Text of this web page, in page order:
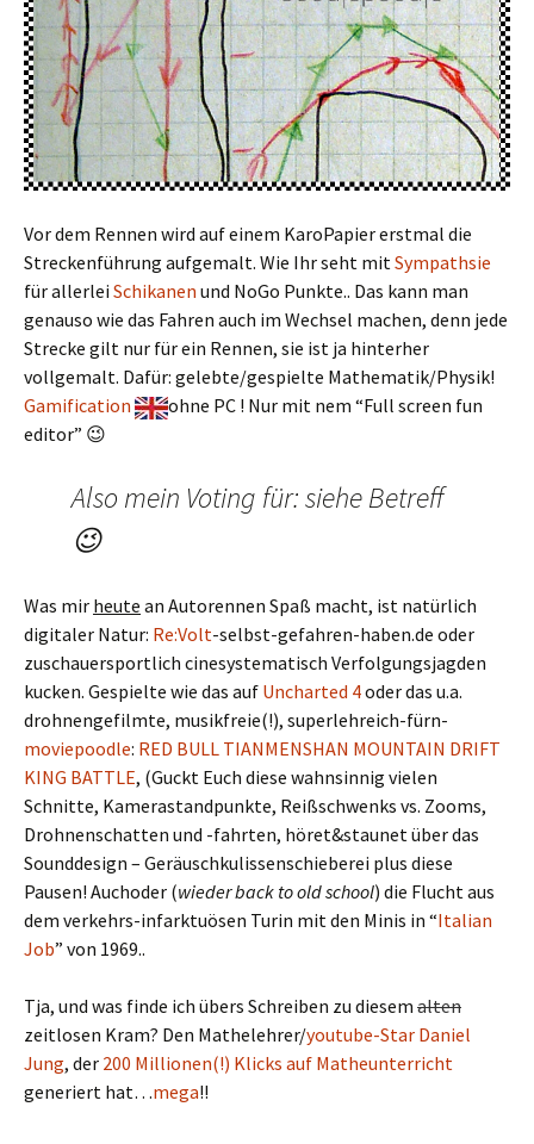
Vor dem Rennen wird auf einem KaroPapier erstmal die
Streckenführung aufgemalt. Wie Ihr seht mit Sympathsie
für allerlei Schikanen und NoGo Punkte.. Das kann man
genauso wie das Fahren auch im Wechsel machen, denn jede
Strecke gilt nur für ein Rennen, sie ist ja hinterher
vollgemalt. Dafür: gelebte/gespielte Mathematik/Physik!
Gamification
ohne PC ! Nur mit nem “Full screen fun
editor” 😉
Also mein Voting für: siehe Betreff
😉
Was mir heute an Autorennen Spaß macht, ist natürlich
digitaler Natur: Re:Volt-selbst-gefahren-haben.de oder
zuschauersportlich cinesystematisch Verfolgungsjagden
kucken. Gespielte wie das auf Uncharted 4oder das u.a.
drohnengefilmte, musikfreie(!), superlehreich-fürn-
moviepoodle: RED BULL TIANMENSHAN MOUNTAIN DRIFT
KING BATTLE, (Guckt Euch diese wahnsinnig vielen
Schnitte, Kamerastandpunkte, Reißschwenks vs. Zooms,
Drohnenschatten und -fahrten, höret&staunet über das
Sounddesign – Geräuschkulissenschieberei plus diese
Pausen! Auchoder (wieder back to old school) die Flucht aus
dem verkehrs-infarktuösen Turin mit den Minis in “Italian
Job” von 1969..
Tja, und was finde ich übers Schreiben zu diesem alten
zeitlosen Kram? Den Mathelehrer/youtube-Star Daniel
Jung, der 200 Millionen(!) Klicks auf Matheunterricht
generiert hat…mega!!